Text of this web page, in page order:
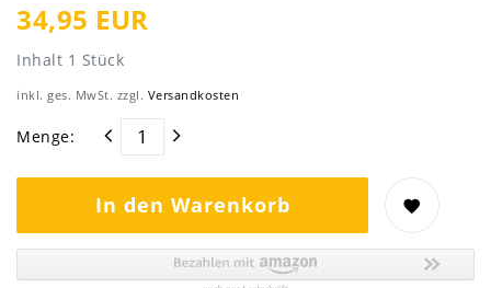
34,95 EUR
Inhalt 1 Stück
inkl. ges. MwSt. zzgl. Versandkosten
Menge:
In den Warenkorb